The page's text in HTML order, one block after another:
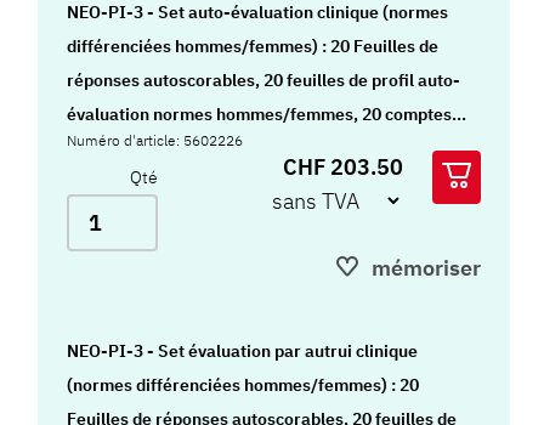
NEO-PI-3 - Set auto-évaluation clinique (normes
différenciées hommes/femmes) : 20 Feuilles de
réponses autoscorables, 20 feuilles de profil auto-
évaluation normes hommes/femmes, 20 comptes-
rendus de passation, 10 styles graph
Numéro d'article: 5602226
Qté CHF 203.50
mémoriser
NEO-PI-3 - Set évaluation par autrui clinique
(normes différenciées hommes/femmes) : 20
Feuilles de réponses autoscorables, 20 feuilles de